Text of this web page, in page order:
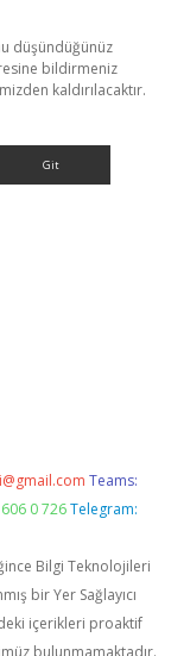
düşündüğünüz
bildirmeniz
kaldırılacaktır.
Teams:
0 726 Telegram:
Bilgi Teknolojileri
bir Yer Sağlayıcı
içerikleri proaktif
bulunmamaktadır.